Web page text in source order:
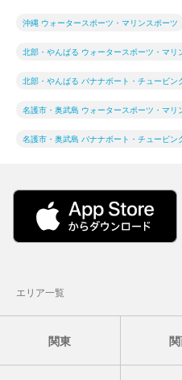
沖縄 ウォータースポーツ・マリンスポーツ
北部・やんばる ウォータースポーツ・マリ
北部・やんばる バナナボート・チュービン
名護市・奥武島 ウォータースポーツ・マリ
名護市・奥武島 バナナボート・チュービン
エリア一覧
関東